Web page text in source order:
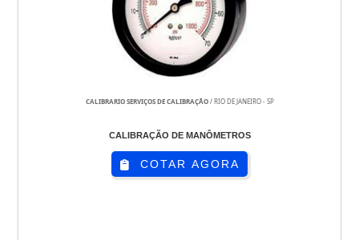
CALIBRARIO SERVIÇOS DE CALIBRAÇÃO/ RIO DE JANEIRO - SP
CALIBRAÇÃO DE MANÔMETROS
COTAR AGORA